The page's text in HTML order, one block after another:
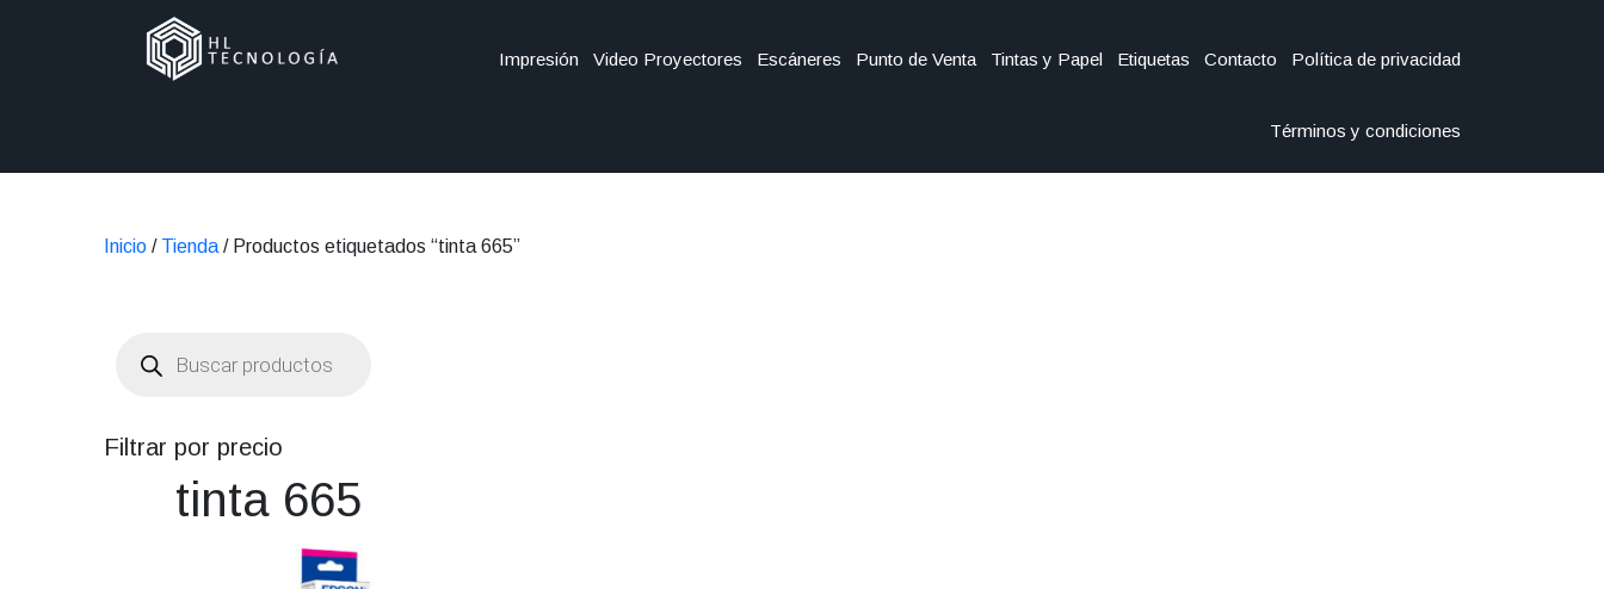
Impresión Video Proyectores Escáneres Punto de Venta Tintas y Papel Etiquetas Contacto Política de privacidad
Términos y condiciones
Inicio / Tienda / Productos etiquetados “tinta 665”
productos
Filtrar por precio
tinta 665